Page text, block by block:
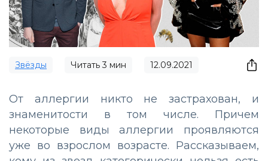
Звёзды Читать3 мин 12.09.2021
От аллергии никто не застрахован, и
знаменитости в том числе. Причем
некоторые виды аллергии проявляются
уже во взрослом возрасте. Рассказываем,